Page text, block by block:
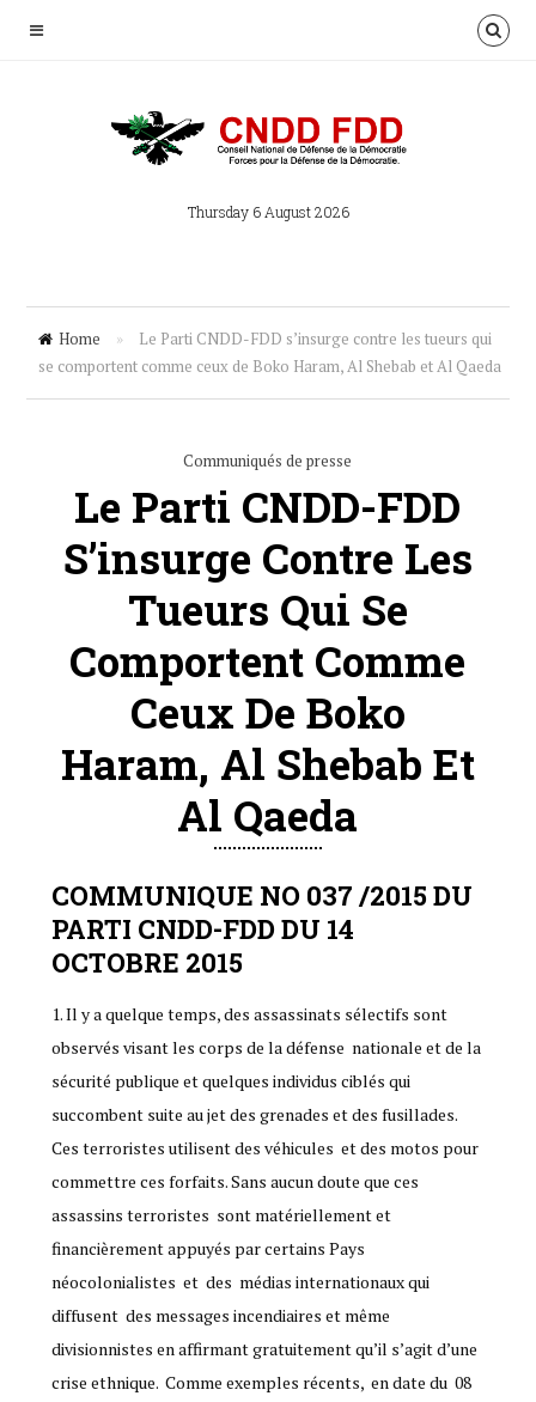
Thursday 6 August 2026
Home »
Le Parti CNDD-FDD s’insurge contre les tueurs qui
se comportent comme ceux de Boko Haram, Al Shebab et Al Qaeda
Communiqués de presse
Le Parti CNDD-FDD
S’insurge Contre Les
Tueurs Qui Se
Comportent Comme
Ceux De Boko
Haram, Al Shebab Et
Al Qaeda
COMMUNIQUE NO 037 /2015 DU
PARTI CNDD-FDD DU 14
OCTOBRE 2015
1. Il y a quelque temps, des assassinats sélectifs sont
observés visant les corps de la défense nationale et de la
sécurité publique et quelques individus ciblés qui
succombent suite au jet des grenades et des fusillades.
Ces terroristes utilisent des véhicules et des motos pour
commettre ces forfaits. Sans aucun doute que ces
assassins terroristes sont matériellement et
financièrement appuyés par certains Pays
néocolonialistes et des médias internationaux qui
diffusent des messages incendiaires et même
divisionnistes en affirmant gratuitement qu’il s’agit d’une
crise ethnique. Comme exemples récents, en date du 08